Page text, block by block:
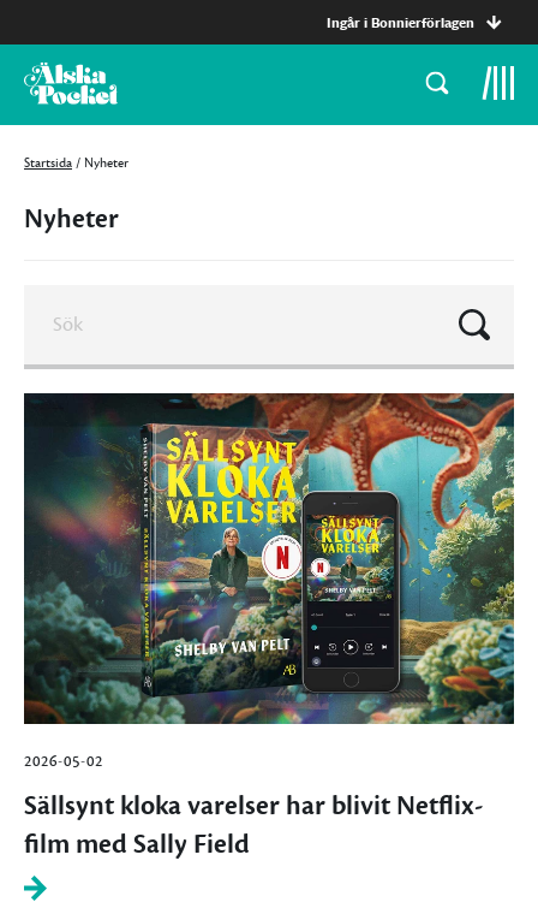
Ingår i Bonnierförlagen
Startsida / Nyheter
Nyheter
2026-05-02
Sällsynt kloka varelser har blivit Netflix-
film med Sally Field